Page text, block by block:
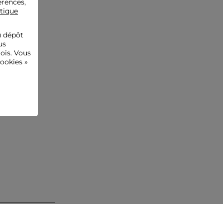
Référence : 32536311033991088 252-MFENNY
Catégorie :
Couleur :
dépôt
Vous
»